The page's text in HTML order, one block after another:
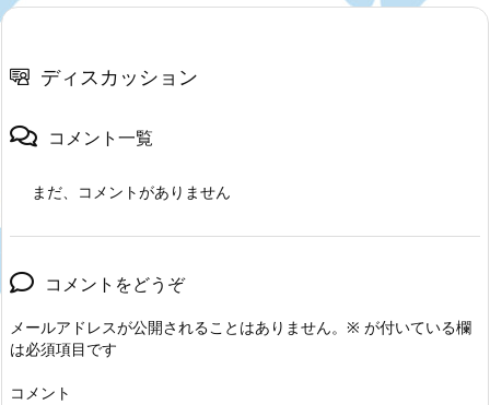
ディスカッション
コメント一覧
まだ、コメントがありません
コメントをどうぞ
メールアドレスが公開されることはありません。 ※ が付いている欄
は必須項目です
コメント